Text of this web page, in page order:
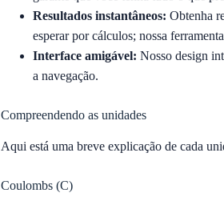
Resultados instantâneos: Obtenha
esperar por cálculos; nossa
Interface amigável: Nosso design
a navegação.
Compreendendo as unidades
Aqui está uma breve explicação de cada
Coulombs (C)